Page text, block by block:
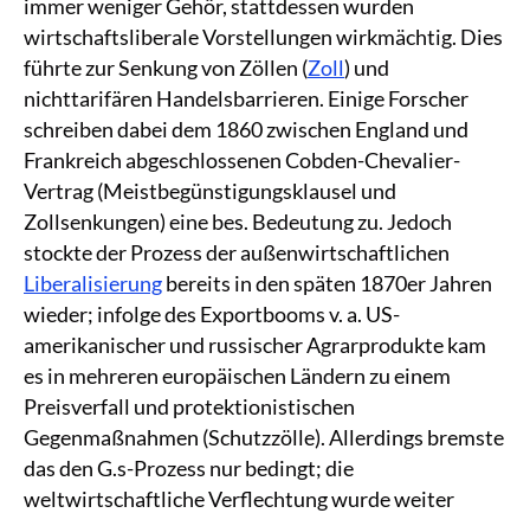
immer weniger Gehör, stattdessen wurden
wirtschaftsliberale Vorstellungen wirkmächtig. Dies
führte zur Senkung von Zöllen (Zoll) und
nichttarifären Handelsbarrieren. Einige Forscher
schreiben dabei dem 1860 zwischen England und
Frankreich abgeschlossenen Cobden-Chevalier-
Vertrag (Meistbegünstigungsklausel und
Zollsenkungen) eine bes. Bedeutung zu. Jedoch
stockte der Prozess der außenwirtschaftlichen
Liberalisierungbereits in den späten 1870er Jahren
wieder; infolge des Exportbooms v. a. US-
amerikanischer und russischer Agrarprodukte kam
es in mehreren europäischen Ländern zu einem
Preisverfall und protektionistischen
Gegenmaßnahmen (Schutzzölle). Allerdings bremste
das den G.s-Prozess nur bedingt; die
weltwirtschaftliche Verflechtung wurde weiter